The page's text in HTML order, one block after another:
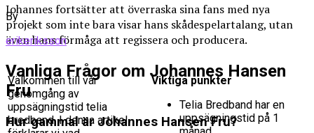
Johannes fortsätter att överraska sina fans med nya
projekt som inte bara visar hans skådespelartalang, utan
även hans förmåga att regissera och producera.
Vanliga Frågor om Johannes Hansen
Fru
Hur gammal är Johannes Hansen Fru?
By
erikeriksson
Välkommen till vår
genomgång av
uppsägningstid telia
bredband. I denna artikel
Viktiga punkter
Telia Bredband har en
uppsägningstid på 1